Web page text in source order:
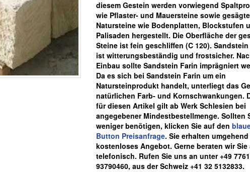
diesem Gestein werden vorwiegend
wie Pflaster- und Mauersteine sowie gesägte
Natursteine wie Bodenplatten, Blockstufen
Palisaden hergestellt. Die Oberfläche der
Steine ist fein geschliffen (C 120).
ist witterungsbeständig und frostsicher.
Einbau sollte Sandstein Farin imprägniert
Da es sich bei Sandstein Farin um ein
Natursteinprodukt handelt, unterliegt das
natürlichen Farb- und Kornschwankungen.
für diesen Artikel gilt ab Werk Schlesien bei
angegebener Mindestbestellmenge. Sollten
weniger benötigen, klicken Sie auf den
Button Preisanfrage. Sie erhalten
kostenloses Angebot. Gerne beraten wir Sie
telefonisch. Rufen Sie uns an unter +49 7761
93790460, aus der Schweiz +41 32 5132833.